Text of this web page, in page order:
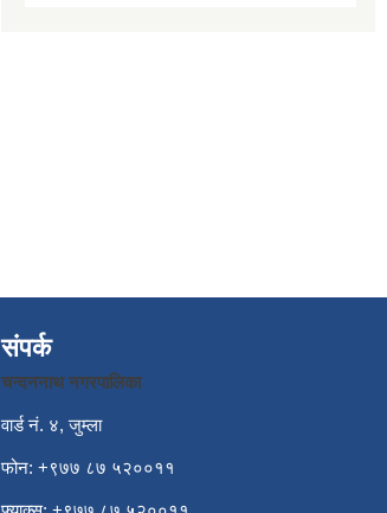
संपर्क
चन्दननाथ नगरपालिका
वार्ड नं. ४, जुम्ला
फोन: +९७७ ८७ ५२००११